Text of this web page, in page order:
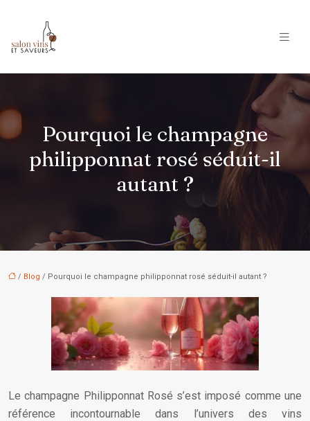
Pourquoi le champagne
philipponnat rosé séduit-il
autant ?
/ Blog / Pourquoi le champagne philipponnat rosé séduit-il autant ?
Le champagne Philipponnat Rosé s’est imposé comme une
référence incontournable dans l’univers des vins